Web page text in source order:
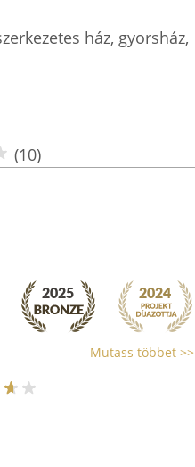
ház, gyorsház,
(10)
Mutass többet >>